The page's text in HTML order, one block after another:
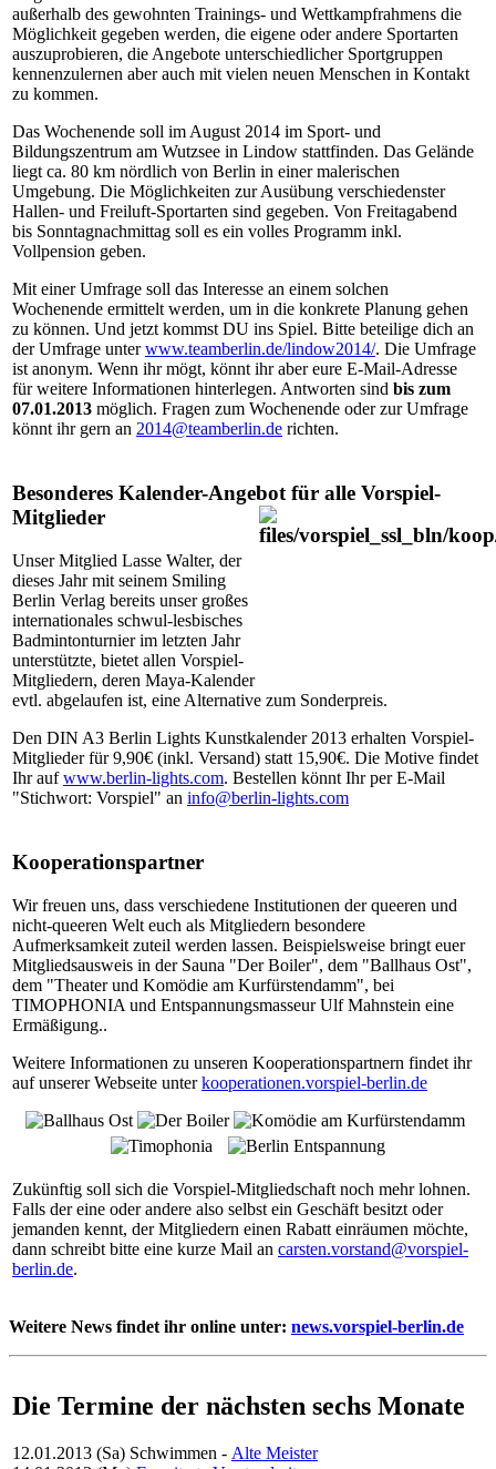
außerhalb des gewohnten Trainings- und Wettkampfrahmens die
Möglichkeit gegeben werden, die eigene oder andere Sportarten
auszuprobieren, die Angebote unterschiedlicher Sportgruppen
kennenzulernen aber auch mit vielen neuen Menschen in Kontakt
zu kommen.
Das Wochenende soll im August 2014 im Sport- und
Bildungszentrum am Wutzsee in Lindow stattfinden. Das Gelände
liegt ca. 80 km nördlich von Berlin in einer malerischen
Umgebung. Die Möglichkeiten zur Ausübung verschiedenster
Hallen- und Freiluft-Sportarten sind gegeben. Von Freitagabend
bis Sonntagnachmittag soll es ein volles Programm inkl.
Vollpension geben.
Mit einer Umfrage soll das Interesse an einem solchen
Wochenende ermittelt werden, um in die konkrete Planung gehen
zu können. Und jetzt kommst DU ins Spiel. Bitte beteilige dich an
der Umfrage unterwww.teamberlin.de/lindow2014/. Die Umfrage
ist anonym. Wenn ihr mögt, könnt ihr aber eure E-Mail-Adresse
für weitere Informationen hinterlegen. Antworten sind bis zum
07.01.2013 möglich. Fragen zum Wochenende oder zur Umfrage
könnt ihr gern an 2014@teamberlin.de richten.
Besonderes Kalender-Angebot für alle Vorspiel-
Mitglieder
Unser Mitglied Lasse Walter, der
dieses Jahr mit seinem Smiling
Berlin Verlag bereits unser großes
internationales schwul-lesbisches
Badmintonturnier im letzten Jahr
unterstützte, bietet allen Vorspiel-
Mitgliedern, deren Maya-Kalender
evtl. abgelaufen ist, eine Alternative zum Sonderpreis.
Den DIN A3 Berlin Lights Kunstkalender 2013 erhalten Vorspiel-
Mitglieder für 9,90€ (inkl. Versand) statt 15,90€. Die Motive findet
Ihr aufwww.berlin-lights.com. Bestellen könnt Ihr per E-Mail
"Stichwort: Vorspiel" an info@berlin-lights.com
Kooperationspartner
Wir freuen uns, dass verschiedene Institutionen der queeren und
nicht-queeren Welt euch als Mitgliedern besondere
Aufmerksamkeit zuteil werden lassen. Beispielsweise bringt euer
Mitgliedsausweis in der Sauna "Der Boiler", dem "Ballhaus Ost",
dem "Theater und Komödie am Kurfürstendamm", bei
TIMOPHONIA und Entspannungsmasseur Ulf Mahnstein eine
Ermäßigung..
Weitere Informationen zu unseren Kooperationspartnern findet ihr
auf unserer Webseite unterkooperationen.vorspiel-berlin.de
Zukünftig soll sich die Vorspiel-Mitgliedschaft noch mehr lohnen.
Falls der eine oder andere also selbst ein Geschäft besitzt oder
jemanden kennt, der Mitgliedern einen Rabatt einräumen möchte,
dann schreibt bitte eine kurze Mail an carsten.vorstand@vorspiel-
berlin.de.
Weitere News findet ihr online unter: news.vorspiel-berlin.de
Die Termine der nächsten sechs Monate
12.01.2013 (Sa) Schwimmen - Alte Meister